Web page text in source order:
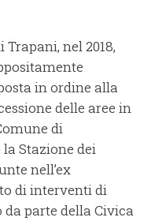
nel 2018,
in ordine alla
delle aree in
di
Stazione dei
nell’ex
di interventi di
parte della Civica